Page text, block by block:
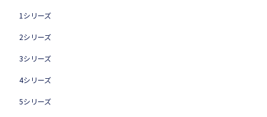
1シリーズ
2シリーズ
3シリーズ
4シリーズ
5シリーズ